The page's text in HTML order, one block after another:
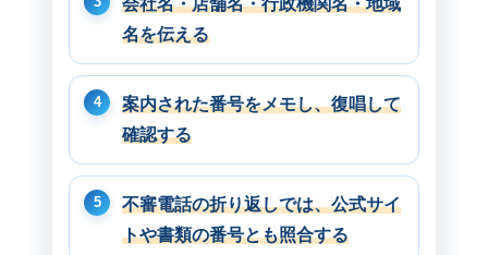
名を伝える
案内された番号をメモし、復唱して
確認する
不審電話の折り返しでは、公式サイ
トや書類の番号とも照合する